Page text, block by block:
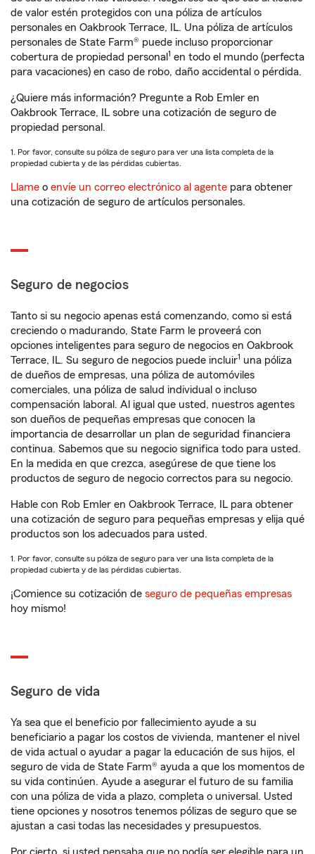
de valor estén protegidos con una póliza de artículos
personales en Oakbrook Terrace, IL. Una póliza de artículos
personales de State Farm® puede incluso proporcionar
cobertura de propiedad personal 1 en todo el mundo (perfecta
para vacaciones) en caso de robo, daño accidental o pérdida.
¿Quiere más información? Pregunte a Rob Emler en
Oakbrook Terrace, IL sobre una cotización de seguro de
propiedad personal.
1. Por favor, consulte su póliza de seguro para ver una lista completa de la
propiedad cubierta y de las pérdidas cubiertas.
Llame o envíe un correo electrónico al agente para obtener
una cotización de seguro de artículos personales.
Seguro de negocios
Tanto si su negocio apenas está comenzando, como si está
creciendo o madurando, State Farm le proveerá con
opciones inteligentes para seguro de negocios en Oakbrook
Terrace, IL. Su seguro de negocios puede incluir1 una póliza
de dueños de empresas, una póliza de automóviles
comerciales, una póliza de salud individual o incluso
compensación laboral. Al igual que usted, nuestros agentes
son dueños de pequeñas empresas que conocen la
importancia de desarrollar un plan de seguridad financiera
continua. Sabemos que su negocio significa todo para usted.
En la medida en que crezca, asegúrese de que tiene los
productos de seguro de negocio correctos para su negocio.
Hable con Rob Emler en Oakbrook Terrace, IL para obtener
una cotización de seguro para pequeñas empresas y elija qué
productos son los adecuados para usted.
1. Por favor, consulte su póliza de seguro para ver una lista completa de la
propiedad cubierta y de las pérdidas cubiertas.
¡Comience su cotización de seguro de pequeñas empresas
hoy mismo!
Seguro de vida
Ya sea que el beneficio por fallecimiento ayude a su
beneficiario a pagar los costos de vivienda, mantener el nivel
de vida actual o ayudar a pagar la educación de sus hijos, el
seguro de vida de State Farm® ayuda a que los momentos de
su vida continúen. Ayude a asegurar el futuro de su familia
con una póliza de vida a plazo, completa o universal. Usted
tiene opciones y nosotros tenemos pólizas de seguro que se
ajustan a casi todas las necesidades y presupuestos.